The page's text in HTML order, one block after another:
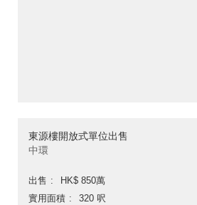
東源樓開放式單位出售
中環
出售
HK$ 850萬
實用面積
320 呎